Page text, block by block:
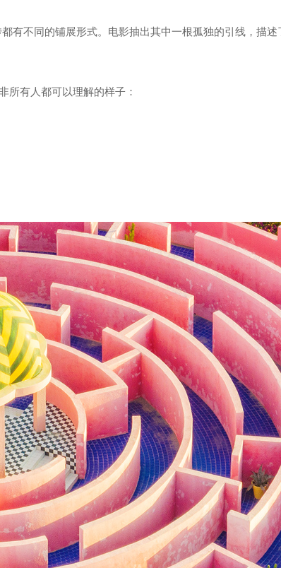
有不同的铺展形式。电影抽出其中一根孤独的引线，描
所有人都可以理解的样子：